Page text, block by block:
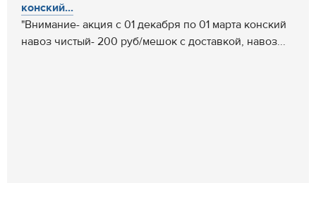
конский...
"Внимание- акция с 01 декабря по 01 марта конский
навоз чистый- 200 руб/мешок с доставкой, навоз...